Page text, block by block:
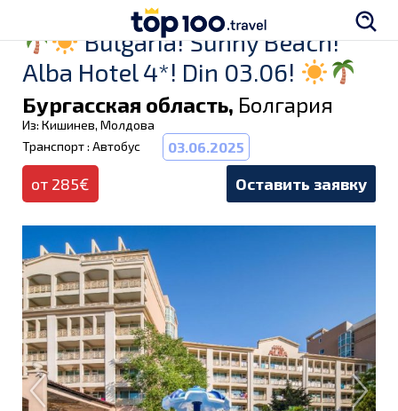
Bulgaria! Sunny Beach!
Alba Hotel 4*! Din 03.06!
Бургасская область, Болгария
Из: Кишинев, Молдова
Транспорт : Автобус
03.06.2025
от 285€ Оставить заявку